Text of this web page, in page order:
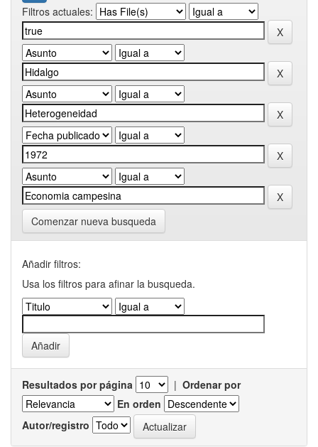
Filtros actuales:
Comenzar nueva busqueda
Añadir filtros:
Usa los filtros para afinar la busqueda.
Resultados por página | Ordenar por
En orden
Autor/registro